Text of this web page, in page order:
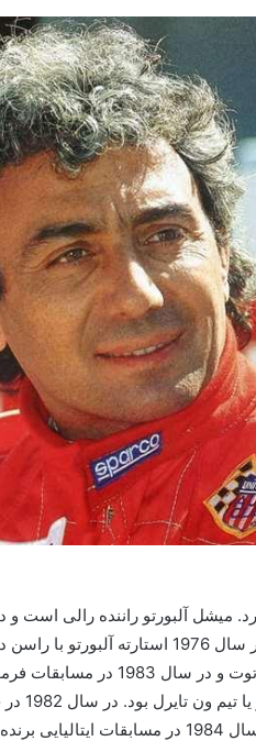
1956 متولد شده است و امروزه مربی فرمول 1 ایتالیا است. در سال
قهرمان شد. اولین
آمریکا در لاس وگاس شرکت کرد. این راننده بسیار با تجربه در سال 1984 در